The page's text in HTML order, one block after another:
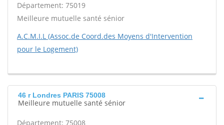
Département: 75019
Meilleure mutuelle santé sénior
A.C.M.I.L (Assoc.de Coord.des Moyens d'Intervention
pour le Logement)
46 r Londres PARIS 75008
Meilleure mutuelle santé sénior
Département: 75008